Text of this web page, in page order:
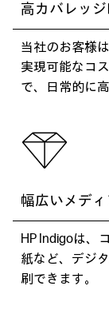
高カバレッジ
当社のお客様
実現可能なコ
で、日常的に
幅広いメデ
HP Indigoは、
紙など、デジ
刷できます。